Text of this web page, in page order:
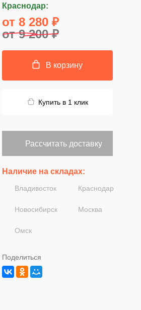
Краснодар:
от 8 280 ₽
от 9 200 ₽
В корзину
Купить в 1 клик
Рассчитать доставку
Наличие на складах:
Владивосток Краснодар
Новосибирск Москва
Омск
Поделиться